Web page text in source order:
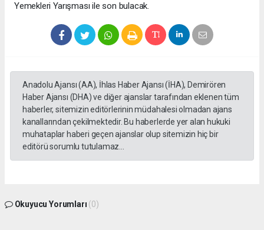
Yemekleri Yarışması ile son bulacak.
Anadolu Ajansı (AA), İhlas Haber Ajansı (İHA), Demirören
Haber Ajansı (DHA) ve diğer ajanslar tarafından eklenen tüm
haberler, sitemizin editörlerinin müdahalesi olmadan ajans
kanallarından çekilmektedir. Bu haberlerde yer alan hukuki
muhataplar haberi geçen ajanslar olup sitemizin hiç bir
editörü sorumlu tutulamaz...
Okuyucu Yorumları (0)